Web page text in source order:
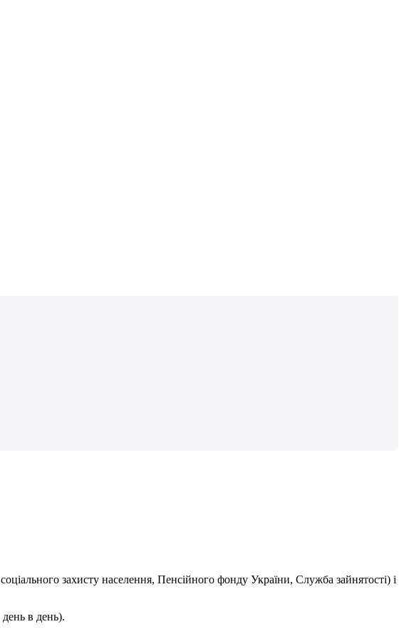
соціального захисту населення, Пенсійного фонду України, Служба зайнятості) і
день в день).